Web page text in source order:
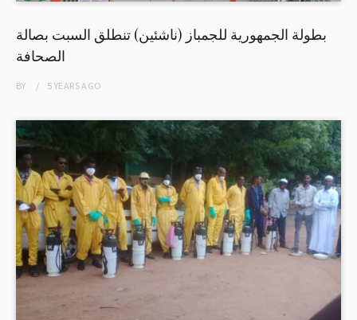
بطولة الجمهورية للجمباز (ناشئين) تنطلق السبت بصالة
الصحافة
BY 5 YEARSAGO